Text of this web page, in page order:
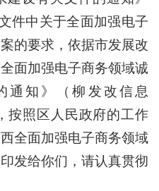
件中关于全面加强电子
的要求，依据市发展改
面加强电子商务领域诚
通知》（柳发改信息
按照区人民政府的工作
全面加强电子商务领域
发给你们，请认真贯彻